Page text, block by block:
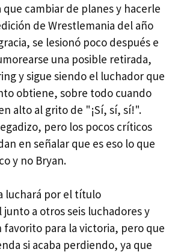
cambiar de planes y hacerle
de Wrestlemania del año
se lesionó poco después e
una posible retirada,
y sigue siendo el luchador que
obtiene, sobre todo cuando
alto al grito de "¡Sí, sí, sí!".
pero los pocos críticos
en señalar que es eso lo que
y no Bryan.
luchará por el título
a otros seis luchadores y
favorito para la victoria, pero que
si acaba perdiendo, ya que